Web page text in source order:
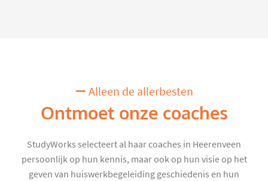
Alleen de allerbesten
Ontmoet onze coaches
StudyWorks selecteert al haar coaches in Heerenveen
persoonlijk op hun kennis, maar ook op hun visie op het
geven van huiswerkbegeleiding geschiedenis en hun